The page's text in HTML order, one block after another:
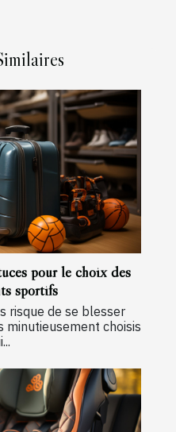
pour le choix des
sportifs
risque de se blesser
minutieusement choisis